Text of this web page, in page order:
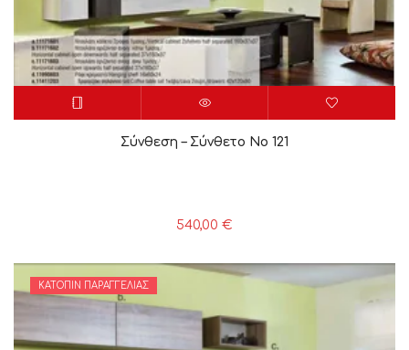
Σύνθεση – Σύνθετο Νο 121
540,00 €
ΚΑΤΌΠΙΝ ΠΑΡΑΓΓΕΛΊΑΣ